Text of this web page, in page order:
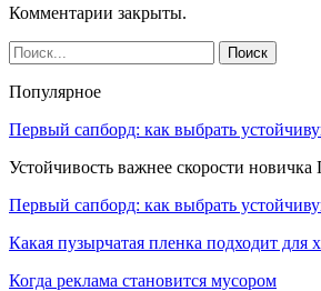
Комментарии закрыты.
Популярное
Первый сапборд: как выбрать
Устойчивость важнее скорости
Первый сапборд: как выбрать
Какая пузырчатая пленка подходит для
Когда реклама становится мусором